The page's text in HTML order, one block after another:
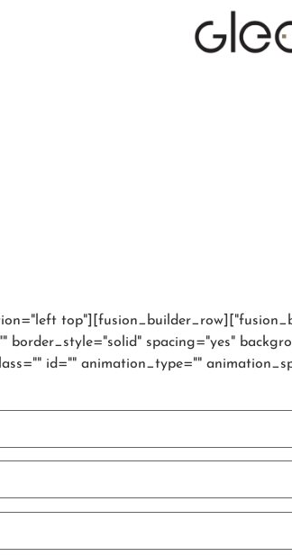
top"
border_style="solid" spacing="yes"
id="" animation_type=""